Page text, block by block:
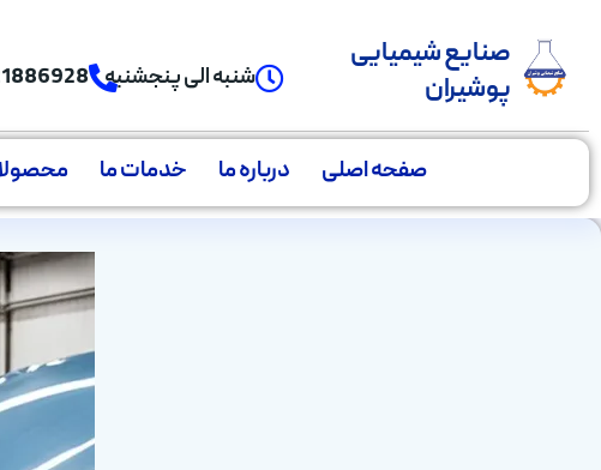
صنایع شیمیایی
پوشیران
شنبه الی پنجشنبه
صفحه اصلی درباره ما خدمات ما